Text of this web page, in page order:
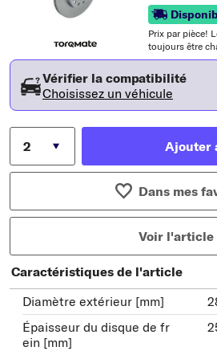
Prix ​​par pièce!
toujours être
Vérifier la compatibilité
Choisissez un véhicule
Ajouter
Dans mes
Voir l'article
Caractéristiques de l'article
Diamètre extérieur [mm]
Épaisseur du disque de fr
ein [mm]